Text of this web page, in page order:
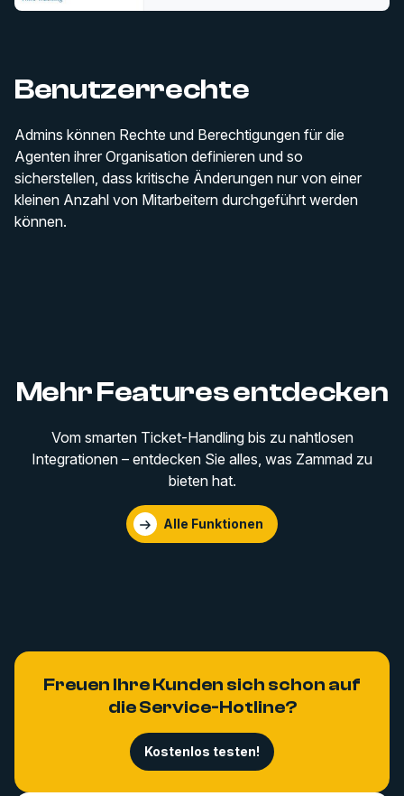
Benutzerrechte
Admins können Rechte und Berechtigungen für die
Agenten ihrer Organisation definieren und so
sicherstellen, dass kritische Änderungen nur von einer
kleinen Anzahl von Mitarbeitern durchgeführt werden
können.
Mehr Features entdecken
Vom smarten Ticket-Handling bis zu nahtlosen
Integrationen – entdecken Sie alles, was Zammad zu
bieten hat.
Alle Funktionen
Freuen Ihre Kunden sich schon auf
die Service-Hotline?
Kostenlos testen!